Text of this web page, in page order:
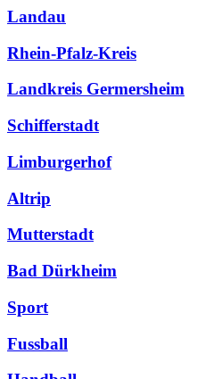
Landau
Rhein-Pfalz-Kreis
Landkreis Germersheim
Schifferstadt
Limburgerhof
Altrip
Mutterstadt
Bad Dürkheim
Sport
Fussball